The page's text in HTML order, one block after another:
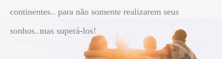
continentes.. para não somente realizarem seus
sonhos..mas superá-los!